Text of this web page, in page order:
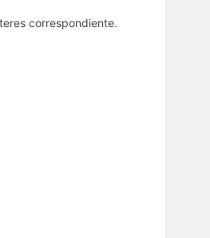
correspondiente.